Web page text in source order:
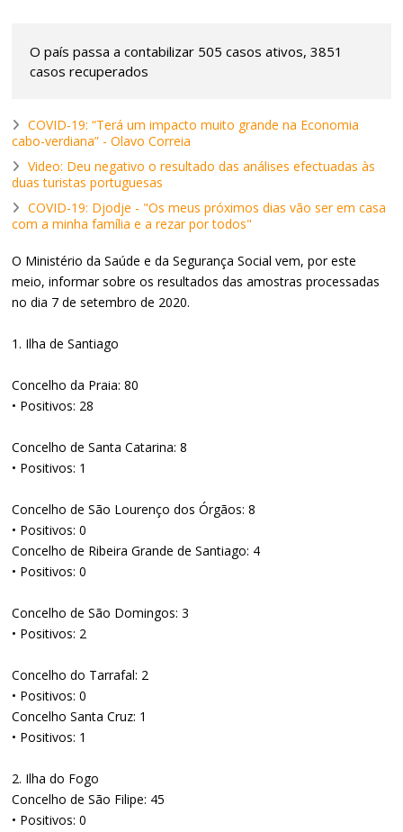
O país passa a contabilizar 505 casos ativos, 3851
casos recuperados
COVID-19: “Terá um impacto muito grande na Economia
cabo-verdiana” - Olavo Correia
Video: Deu negativo o resultado das análises efectuadas às
duas turistas portuguesas
COVID-19: Djodje - "Os meus próximos dias vão ser em casa
com a minha família e a rezar por todos"
O Ministério da Saúde e da Segurança Social vem, por este
meio, informar sobre os resultados das amostras processadas
no dia 7 de setembro de 2020.
1. Ilha de Santiago
Concelho da Praia: 80
• Positivos: 28
Concelho de Santa Catarina: 8
• Positivos: 1
Concelho de São Lourenço dos Órgãos: 8
• Positivos: 0
Concelho de Ribeira Grande de Santiago: 4
• Positivos: 0
Concelho de São Domingos: 3
• Positivos: 2
Concelho do Tarrafal: 2
• Positivos: 0
Concelho Santa Cruz: 1
• Positivos: 1
2. Ilha do Fogo
Concelho de São Filipe: 45
• Positivos: 0